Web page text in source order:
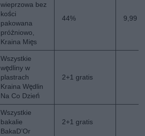
wieprzowa bez
kości
pakowana
próżniowo,
Kraina Mięs
44% 9,99
Wszystkie
wędliny w
plastrach
Kraina Wędlin
Na Co Dzień
2+1 gratis
Wszystkie
bakalie
BakaD’Or
2+1 gratis